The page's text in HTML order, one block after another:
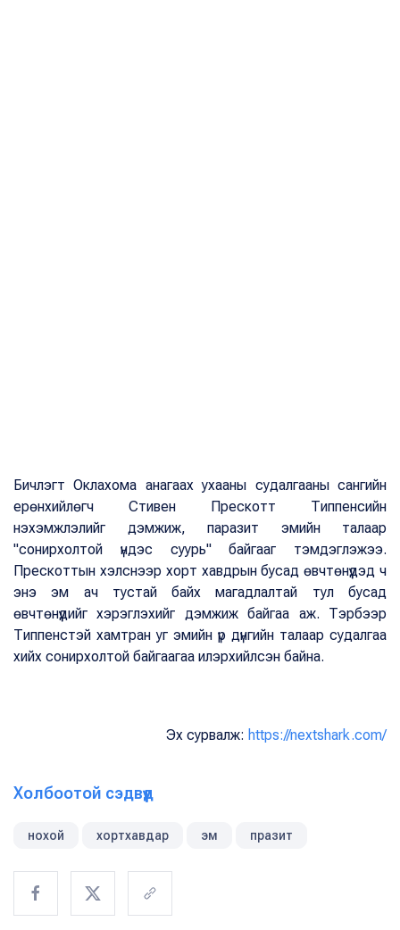
Бичлэгт Оклахома анагаах ухааны судалгааны сангийн
ерөнхийлөгч Стивен Прескотт Типпенсийн
нэхэмжлэлийг дэмжиж, паразит эмийн талаар
"сонирхолтой үндэс суурь" байгааг тэмдэглэжээ.
Прескоттын хэлснээр хорт хавдрын бусад өвчтөнүүдэд ч
энэ эм ач тустай байх магадлалтай тул бусад
өвчтөнүүдийг хэрэглэхийг дэмжиж байгаа аж. Тэрбээр
Типпенстэй хамтран уг эмийн үр дүнгийн талаар судалгаа
хийх сонирхолтой байгаагаа илэрхийлсэн байна.
Эх сурвалж: https://nextshark.com/
Холбоотой сэдвүүд
нохой хортхавдар эм празит